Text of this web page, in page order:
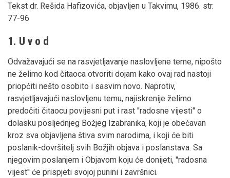
Tekst dr. Rešida Hafizovića, objavljen u Takvimu, 1986. str.
77-96
1. U v o d
Odvažavajući se na rasvjetljavanje naslovljene teme, nipošto
ne želimo kod čitaoca otvoriti dojam kako ovaj rad nastoji
priopćiti nešto osobito i sasvim novo. Naprotiv,
rasvjetljavajući naslovljenu temu, najiskrenije želimo
predočiti čitaocu povijesni put i rast ''radosne vijesti'' o
dolasku posljednjeg Božjeg Izabranika, koji je obećavan
kroz sva objavljena štiva svim narodima, i koji će biti
poslanik-dovršitelj svih Božjih objava i poslanstava. Sa
njegovim poslanjem i Objavom koju će donijeti, ''radosna
vijest'' će prispjeti svojoj punini i završnici.